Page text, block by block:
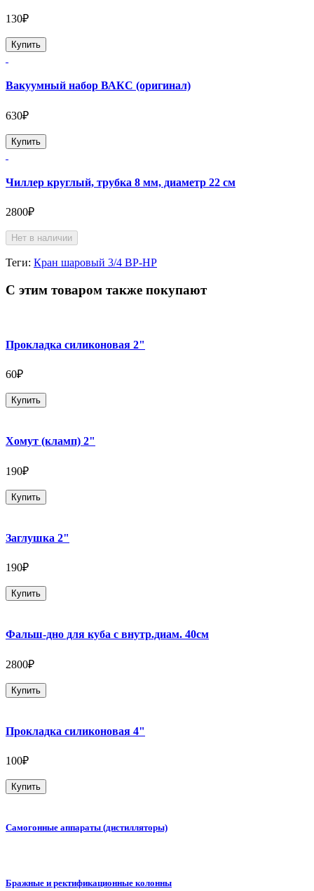
130₽
Купить
Вакуумный набор ВАКС (оригинал)
630₽
Купить
Чиллер круглый, трубка 8 мм, диаметр 22 см
2800₽
Нет в наличии
Теги: Кран шаровый 3/4 ВР-НР
С этим товаром также покупают
Прокладка силиконовая 2"
60₽
Купить
Хомут (кламп) 2"
190₽
Купить
Заглушка 2"
190₽
Купить
Фальш-дно для куба с внутр.диам. 40см
2800₽
Купить
Прокладка силиконовая 4"
100₽
Купить
Самогонные аппараты (дистилляторы)
Бражные и ректификационные колонны